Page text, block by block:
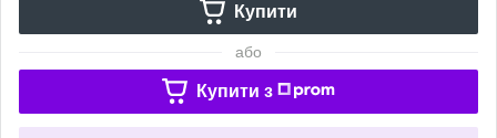
Купити
або
Купити з